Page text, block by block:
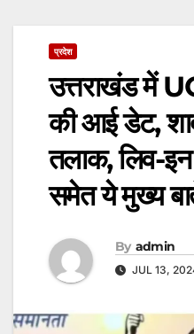
प्रदेश
उत्तराखंड में
की आई डेट,
तलाक, लिव-
समेत ये मुख्य
By admin
JUL 13,